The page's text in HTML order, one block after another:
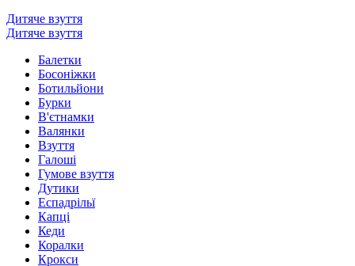
Дитяче взуття
Дитяче взуття
Балетки
Босоніжки
Ботильйони
Бурки
В'єтнамки
Валянки
Взуття
Галоші
Гумове взуття
Дутики
Еспадрільї
Капці
Кеди
Коралки
Крокси